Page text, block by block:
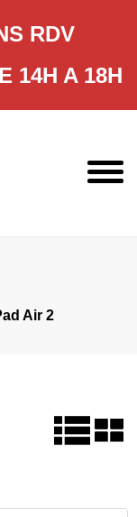
RDV
14H A 18H
Air 2